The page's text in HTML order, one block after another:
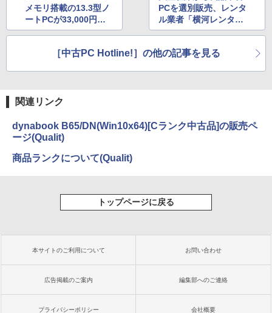
メモリ搭載の13.3型ノ
ートPCが33,000円、Q
ualitでVランク中古品
PCを選別販売、レンタ
ル業者「横河レンタ・
リース」がこだわる美
［中古PC Hotline!］の他の記事を見る
関連リンク
dynabook B65/DN(Win10x64)[Cランク中古品]の販売ペ
ージ(Qualit)
商品ランクについて(Qualit)
トップページに戻る
本サイトのご利用について お問い合わせ
広告掲載のご案内 編集部へのご連絡
プライバシーポリシー 会社概要